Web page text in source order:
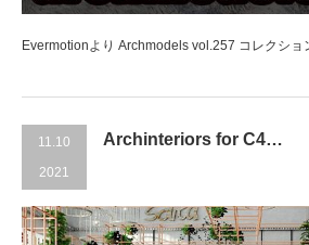
Evermotionより Archmodels vol.257 コレクショ
11.10
2021
Archinteriors for C4…